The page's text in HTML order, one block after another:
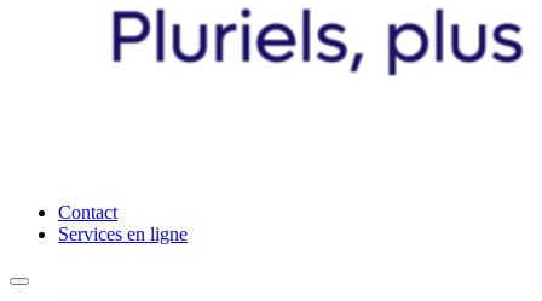
Anderlaine | Conseil – Expert comptable – Avocat – Audit
Contact
Services en ligne